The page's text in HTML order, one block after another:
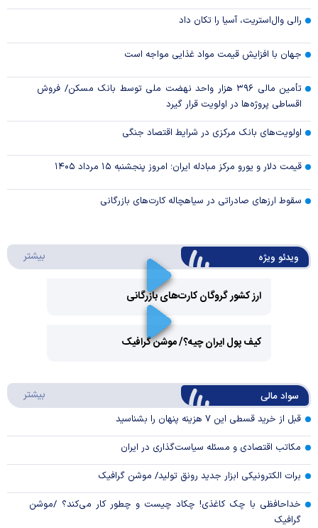
رالی وال‌استریت، آسیا را تکان داد
جهان با افزایش قیمت مواد غذایی مواجه است
تأمین مالی ۳۹۶ هزار واحد نهضت ملی توسط بانک مسکن/ فروش
اقساطی پروژه‌ها در اولویت قرار گیرد
اولویت‌های بانک مرکزی در شرایط اقتصاد جنگی
قیمت دلار و یورو مرکز مبادله ایران؛ امروز پنجشنبه ۱۵ مرداد ۱۴۰۵
سقوط ارزهای صادراتی در سیاهچاله کارت‌های بازرگانی
ویدئو ویژه بیشتر
ارز کشور گروگان کارت‌های بازرگانی
Video
کیف پول ایران چیه؟/ موشن گرافیک
سواد مالی بیشتر
قبل از خرید قسطی این ۷ هزینه پنهان را بشناسید
مکاتب اقتصادی و مسئله سیاست‌گذاری در ایران
برات الکترونیکی ابزار جدید رونق تولید/ موشن گرافیک
خداحافظی با چک کاغذی! چکاد چیست و چطور کار می‌کند؟ /موشن
گرافیک